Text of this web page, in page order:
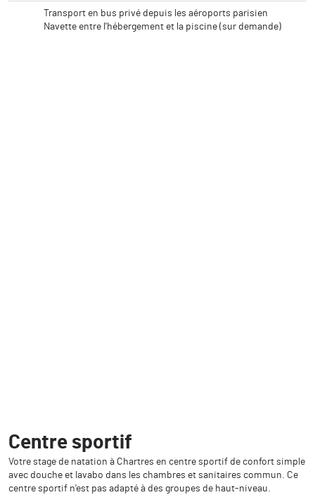
Transport en bus privé depuis les aéroports parisien
Navette entre l'hébergement et la piscine (sur demande)
Centre sportif
Votre stage de natation à Chartres en centre sportif de confort simple
avec douche et lavabo dans les chambres et sanitaires commun. Ce
centre sportif n'est pas adapté à des groupes de haut-niveau.